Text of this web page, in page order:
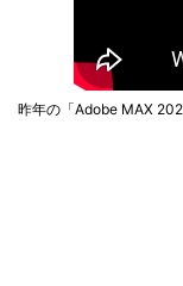
昨年の「Adobe MAX